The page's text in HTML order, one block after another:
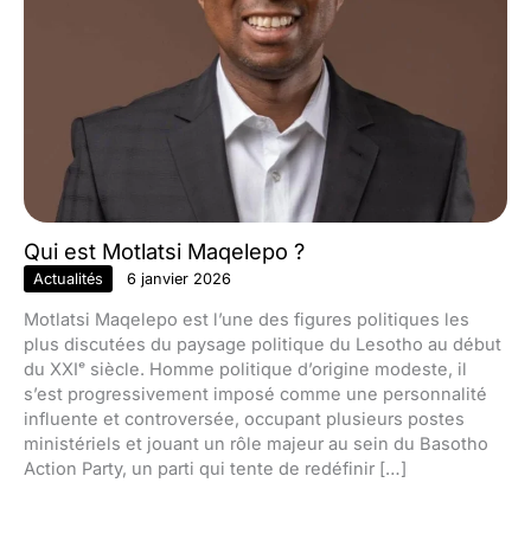
Qui est Motlatsi Maqelepo ?
Actualités 6 janvier 2026
Motlatsi Maqelepo est l’une des figures politiques les
plus discutées du paysage politique du Lesotho au début
du XXIᵉ siècle. Homme politique d’origine modeste, il
s’est progressivement imposé comme une personnalité
influente et controversée, occupant plusieurs postes
ministériels et jouant un rôle majeur au sein du Basotho
Action Party, un parti qui tente de redéfinir […]